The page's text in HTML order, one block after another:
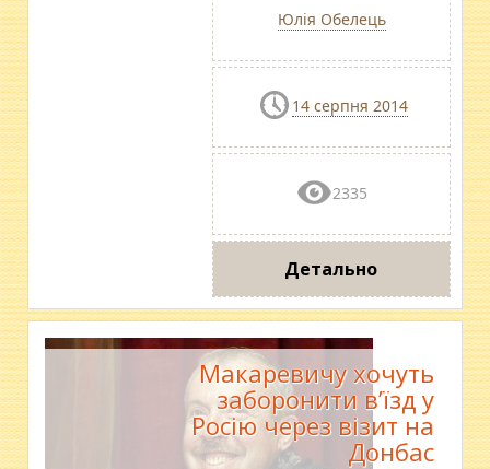
Юлія Обелець
14 серпня 2014
2335
Детально
Макаревичу хочуть
заборонити в’їзд у
Росію через візит на
Донбас